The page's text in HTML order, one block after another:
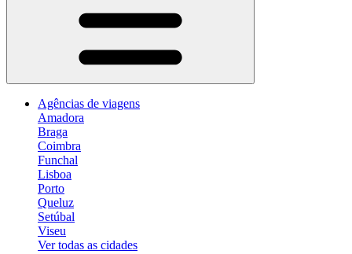
Agências de viagens
Amadora
Braga
Coimbra
Funchal
Lisboa
Porto
Queluz
Setúbal
Viseu
Ver todas as cidades